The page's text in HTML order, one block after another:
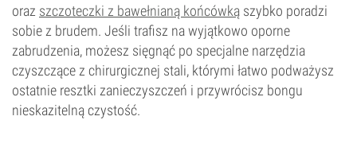
oraz szczoteczki z bawełnianą końcówką szybko poradzi
sobie z brudem. Jeśli trafisz na wyjątkowo oporne
zabrudzenia, możesz sięgnąć po specjalne narzędzia
czyszczące z chirurgicznej stali, którymi łatwo podważysz
ostatnie resztki zanieczyszczeń i przywrócisz bongu
nieskazitelną czystość.